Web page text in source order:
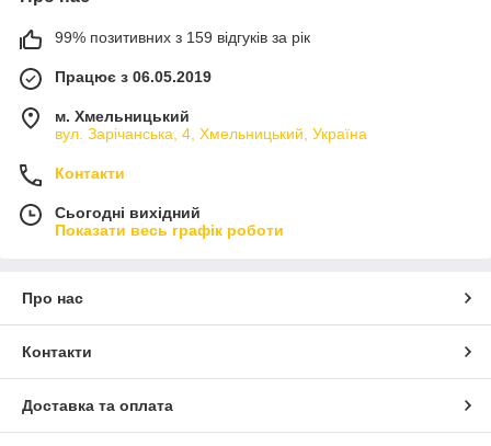
99% позитивних з 159 відгуків за рік
Працює з 06.05.2019
м. Хмельницький
вул. Зарічанська, 4, Хмельницький, Україна
Контакти
Сьогодні вихідний
Показати весь графік роботи
Про нас
Контакти
Доставка та оплата